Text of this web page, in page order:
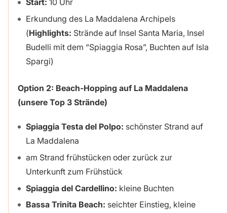
Start: 10 Uhr
Erkundung des La Maddalena Archipels
(Highlights: Strände auf Insel Santa Maria, Insel
Budelli mit dem “Spiaggia Rosa”, Buchten auf Isla
Spargi)
Option 2: Beach-Hopping auf La Maddalena
(unsere Top 3 Strände)
Spiaggia Testa del Polpo: schönster Strand auf
La Maddalena
am Strand frühstücken oder zurück zur
Unterkunft zum Frühstück
Spiaggia del Cardellino: kleine Buchten
Bassa Trinita Beach: seichter Einstieg, kleine